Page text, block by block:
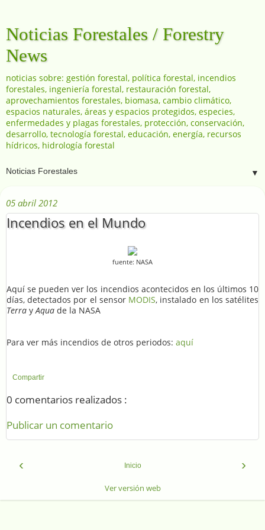
Noticias Forestales / Forestry
News
noticias sobre: gestión forestal, política forestal, incendios
forestales, ingeniería forestal, restauración forestal,
aprovechamientos forestales, biomasa, cambio climático,
espacios naturales, áreas y espacios protegidos, especies,
enfermedades y plagas forestales, protección, conservación,
desarrollo, tecnología forestal, educación, energía, recursos
hídricos, hidrología forestal
▼
05 abril 2012
Incendios en el Mundo
fuente: NASA
Aquí se pueden ver los incendios acontecidos en los últimos 10
días, detectados por el sensor MODIS, instalado en los satélites
Terra y Aqua de la NASA
Para ver más incendios de otros periodos: aquí
Compartir
0 comentarios realizados :
Publicar un comentario
‹ ›
Inicio
Ver versión web